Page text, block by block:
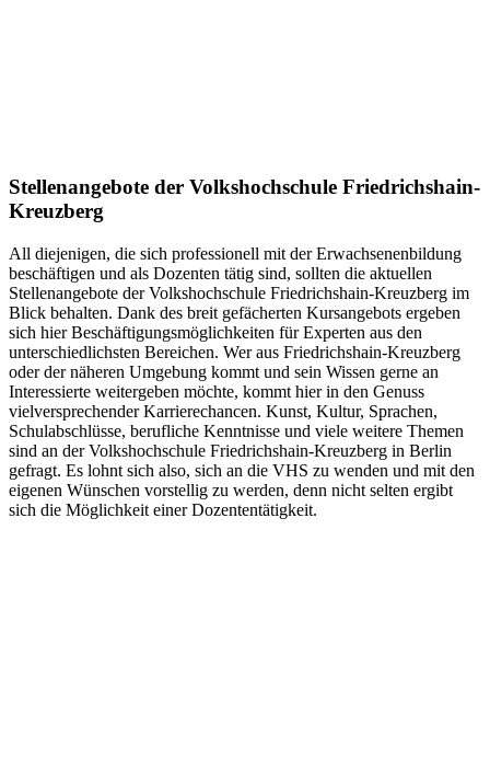
Stellenangebote der Volkshochschule Friedrichshain-
Kreuzberg
All diejenigen, die sich professionell mit der Erwachsenenbildung
beschäftigen und als Dozenten tätig sind, sollten die aktuellen
Stellenangebote der Volkshochschule Friedrichshain-Kreuzberg im
Blick behalten. Dank des breit gefächerten Kursangebots ergeben
sich hier Beschäftigungsmöglichkeiten für Experten aus den
unterschiedlichsten Bereichen. Wer aus Friedrichshain-Kreuzberg
oder der näheren Umgebung kommt und sein Wissen gerne an
Interessierte weitergeben möchte, kommt hier in den Genuss
vielversprechender Karrierechancen. Kunst, Kultur, Sprachen,
Schulabschlüsse, berufliche Kenntnisse und viele weitere Themen
sind an der Volkshochschule Friedrichshain-Kreuzberg in Berlin
gefragt. Es lohnt sich also, sich an die VHS zu wenden und mit den
eigenen Wünschen vorstellig zu werden, denn nicht selten ergibt
sich die Möglichkeit einer Dozententätigkeit.